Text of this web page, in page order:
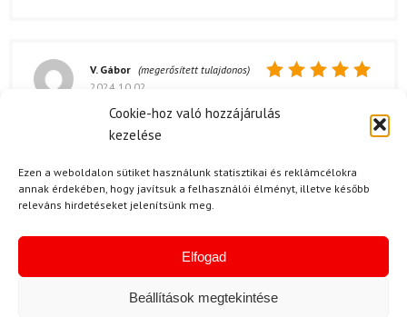
Cookie-hoz való hozzájárulás
kezelése
Ezen a weboldalon sütiket használunk statisztikai és reklámcélokra
annak érdekében, hogy javítsuk a felhasználói élményt, illetve később
releváns hirdetéseket jelenítsünk meg.
Elfogad
Beállítások megtekintése
5/ 5
V. Gábor (megerősített tulajdonos)
2024.10.02.
király
Kérdése van?